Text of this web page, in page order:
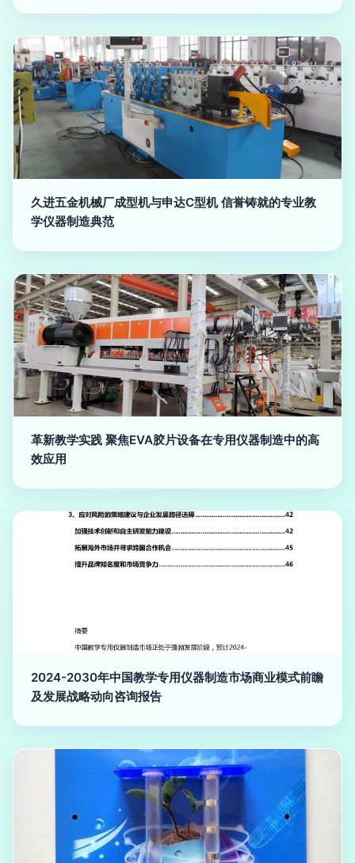
久进五金机械厂成型机与申达C型机 信誉铸就的专业教
学仪器制造典范
革新教学实践 聚焦EVA胶片设备在专用仪器制造中的高
效应用
2024-2030年中国教学专用仪器制造市场商业模式前瞻
及发展战略动向咨询报告